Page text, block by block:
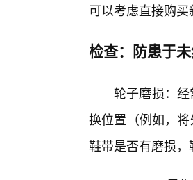
可以考虑直接购
检查：防患于
轮子磨损：
换位置（例如，
鞋带是否有磨损